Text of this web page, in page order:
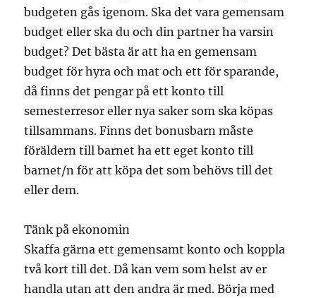
budgeten gås igenom. Ska det vara gemensam
budget eller ska du och din partner ha varsin
budget? Det bästa är att ha en gemensam
budget för hyra och mat och ett för sparande,
då finns det pengar på ett konto till
semesterresor eller nya saker som ska köpas
tillsammans. Finns det bonusbarn måste
föräldern till barnet ha ett eget konto till
barnet/n för att köpa det som behövs till det
eller dem.
Tänk på ekonomin
Skaffa gärna ett gemensamt konto och koppla
två kort till det. Då kan vem som helst av er
handla utan att den andra är med. Börja med